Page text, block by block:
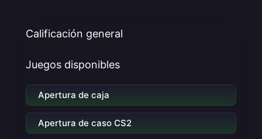
Calificación general
Juegos disponibles
Apertura de caja
Apertura de caso CS2